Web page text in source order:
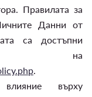
Правилата за
Данни от
са достъпни
на
.
върху